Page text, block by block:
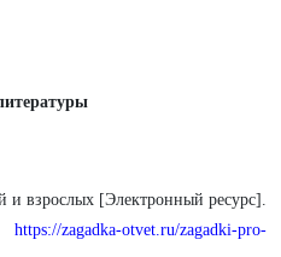
и взрослых [Электронный ресурс].
https://zagadka-otvet.ru/zagadki-pro-